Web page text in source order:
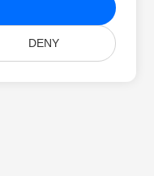
DENY